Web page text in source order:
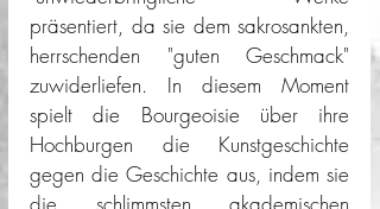
präsentiert, da sie dem sakrosankten,
herrschenden "guten Geschmack"
zuwiderliefen. In diesem Moment
spielt die Bourgeoisie über ihre
Hochburgen die Kunstgeschichte
gegen die Geschichte aus, indem sie